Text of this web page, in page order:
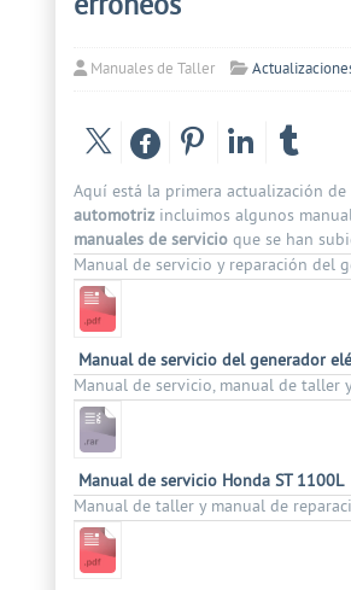
erróneos
Manuales de Taller
Aquí está la primera actualización
automotrizincluimos algunos
manuales de servicio que se han
Manual de servicio y reparación del
Manual de servicio del generador
Manual de servicio, manual de taller
Manual de servicio Honda ST 1100L
Manual de taller y manual de